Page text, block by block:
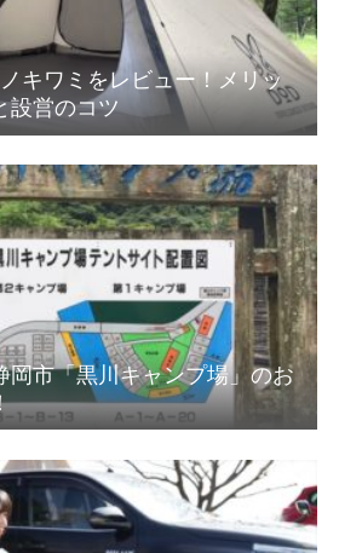
キワミをレビュー！メリッ
設営のコツ
岡市「黒川キャンプ場」のお